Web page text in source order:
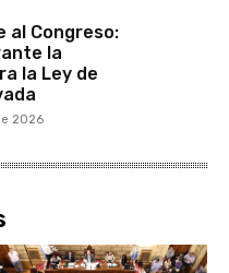
al Congreso:
la
la Ley de
2026